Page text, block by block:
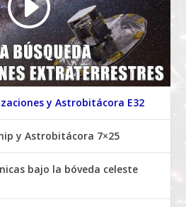
y Astrobitácora E32
y Astrobitácora 7×25
bajo la bóveda celeste